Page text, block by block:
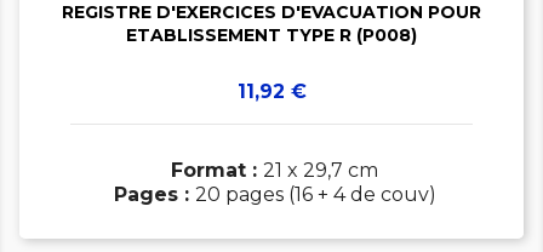
REGISTRE D'EXERCICES D'EVACUATION POUR
ETABLISSEMENT TYPE R (P008)
Prix
11,92 €
Format : 21 x 29,7 cm
Pages : 20 pages (16 + 4 de couv)